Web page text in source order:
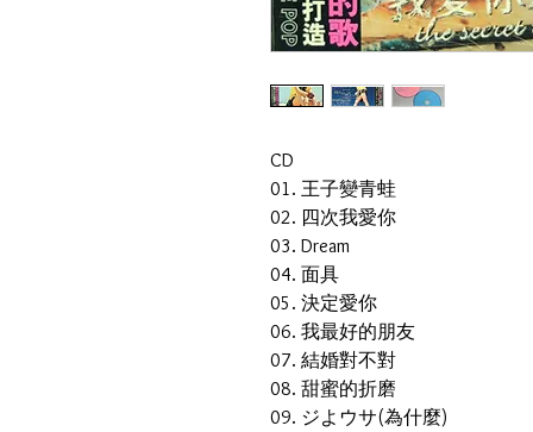
CD
01. 王子變青蛙
02. 四次我愛你
03. Dream
04. 面具
05. 決定愛你
06. 我最好的朋友
07. 結婚對不對
08. 甜蜜的折磨
09. ジよウサ(為什麼)